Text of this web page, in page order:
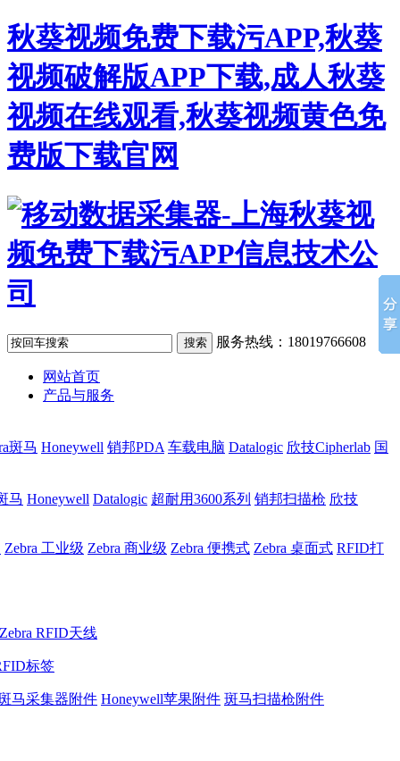
秋葵视频免费下载污APP,秋葵
视频破解版APP下载,成人秋葵
视频在线观看,秋葵视频黄色免
费版下载官网
服务热线：18019766608
网站首页
产品与服务
斑马 Honeywell 销邦PDA 车载电脑 Datalogic 欣技Cipherlab 国
马 Honeywell Datalogic 超耐用3600系列 销邦扫描枪 欣技
Zebra 工业级 Zebra 商业级 Zebra 便携式 Zebra 桌面式 RFID打
Zebra RFID天线
标签
马采集器附件 Honeywell苹果附件 斑马扫描枪附件